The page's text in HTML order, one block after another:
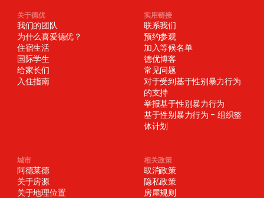
关于德优
我们的团队
为什么喜爱德优？
住宿生活
国际学生
给家长们
入住指南
实用链接
联系我们
预约参观
加入等候名单
德优博客
常见问题
对于受到基于性别暴力行为
的支持
举报基于性别暴力行为
基于性别暴力行为 - 组织整
体计划
城市
阿德莱德
关于房源
关于地理位置
相关政策
取消政策
隐私政策
房屋规则